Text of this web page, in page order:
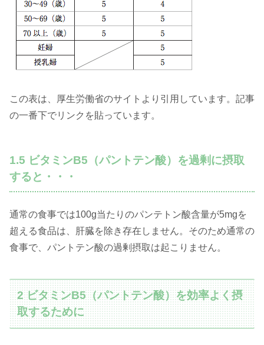
この表は、厚生労働省のサイトより引用しています。記事
の一番下でリンクを貼っています。
1.5 ビタミンB5（パントテン酸）を過剰に摂取
すると・・・
通常の食事では100g当たりのパンテトン酸含量が5mgを
超える食品は、肝臓を除き存在しません。そのため通常の
食事で、パントテン酸の過剰摂取は起こりません。
2 ビタミンB5（パントテン酸）を効率よく摂
取するために